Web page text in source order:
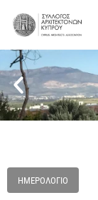
ΗΜΕΡΟΛΌΓΙΟ